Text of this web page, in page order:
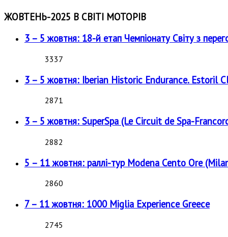
ЖОВТЕНЬ-2025 В СВІТІ МОТОРІВ
3 – 5 жовтня: 18-й етап Чемпіонату Світу з
3337
3 – 5 жовтня: Iberian Historic Endurance. Estoril
2871
3 – 5 жовтня: SuperSpa (Le Circuit de Spa-
2882
5 – 11 жовтня: раллі-тур Modena Cento Ore
2860
7 – 11 жовтня: 1000 Miglia Experience Greece
2745